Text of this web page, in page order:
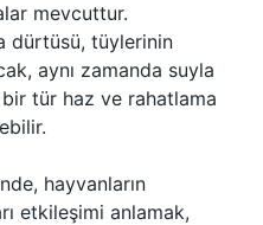
mevcuttur.
dürtüsü, tüylerinin
aynı zamanda suyla
tür haz ve rahatlama
hayvanların
etkileşimi anlamak,